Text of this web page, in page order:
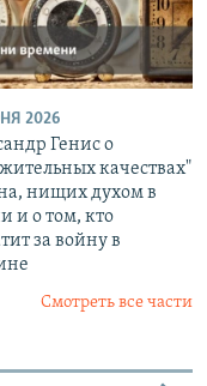
2026
Генис о
качествах"
нищих духом в
и о том, кто
за войну в
Смотреть все части